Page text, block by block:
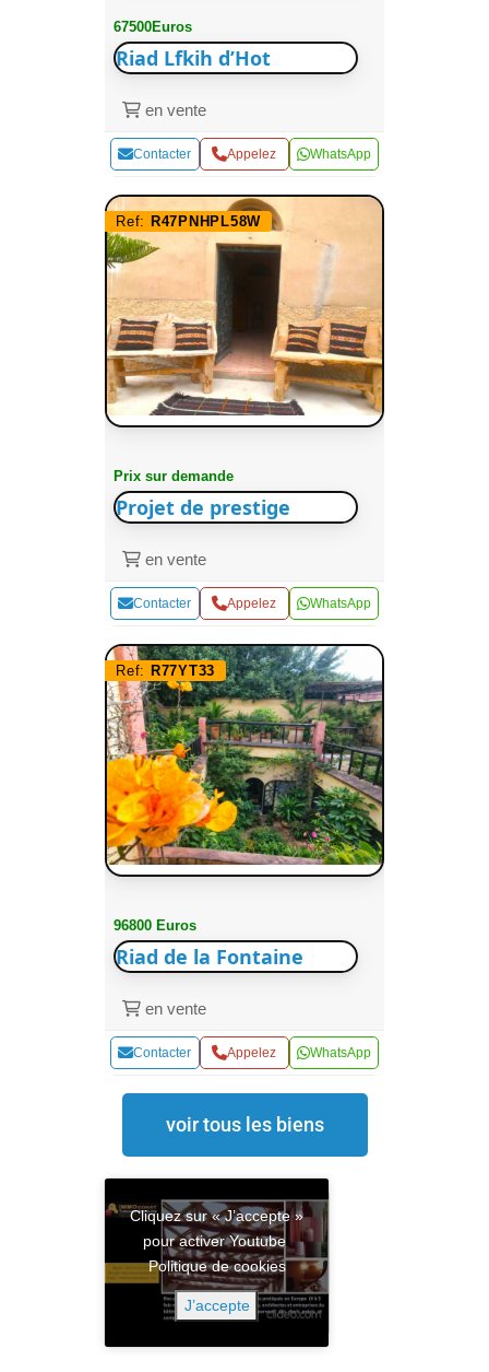
67500Euros
Riad Lfkih d’Hot
en vente
Contacter Appelez WhatsApp
Ref: R47PNHPL58W
Prix sur demande
Projet de prestige
en vente
Contacter Appelez WhatsApp
Ref: R77YT33
96800 Euros
Riad de la Fontaine
en vente
Contacter Appelez WhatsApp
voir tous les biens
Cliquez sur « J’accepte »
pour activer Youtube
Politique de cookies
J’accepte